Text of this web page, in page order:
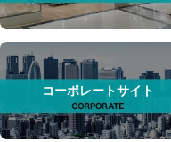
コーポレートサイト